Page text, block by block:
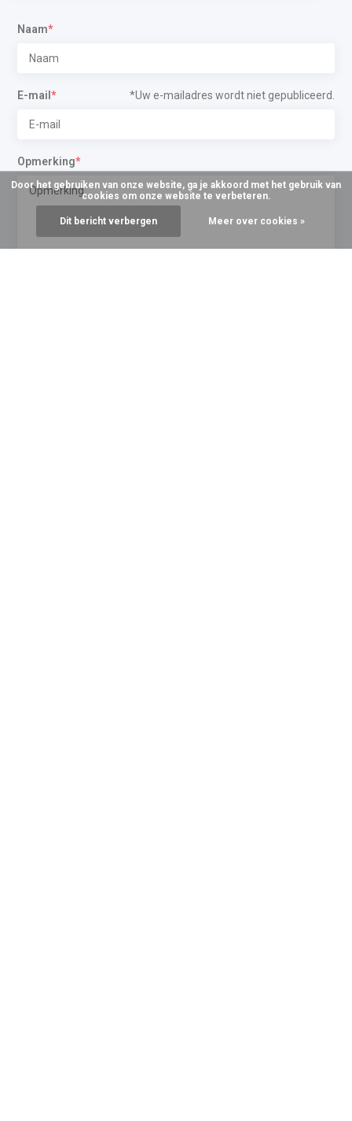
Naam*
E-mail* *Uw e-mailadres wordt niet gepubliceerd.
Opmerking*
Door het gebruiken van onze website, ga je akkoord met het gebruik van
cookies om onze website te verbeteren.
Dit bericht verbergen Meer over cookies »